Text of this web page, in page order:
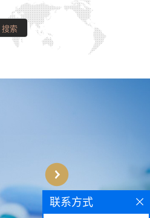
联系方式